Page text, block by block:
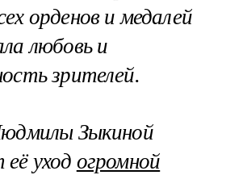
орденов и медалей
любовь и
зрителей.
Зыкиной
уход огромной